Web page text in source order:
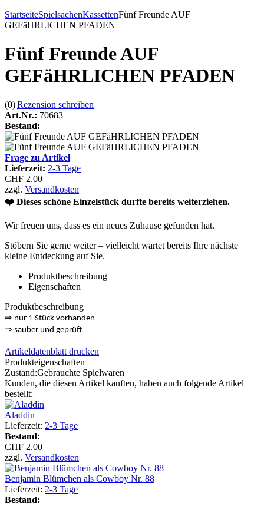
StartseiteSpielsachenKassettenFünf Freunde AUF
GEFäHRLICHEN PFADEN
Fünf Freunde AUF
GEFäHRLICHEN PFADEN
(0)|Rezension schreiben
Art.Nr.: 70683
Bestand:
Frage zu Artikel
Lieferzeit: 2-3 Tage
CHF 2.00
zzgl. Versandkosten
❤️ Dieses schöne Einzelstück durfte bereits weiterziehen.
Wir freuen uns, dass es ein neues Zuhause gefunden hat.
Stöbern Sie gerne weiter – vielleicht wartet bereits Ihre nächste
kleine Entdeckung auf Sie.
Produktbeschreibung
Eigenschaften
Produktbeschreibung
⇒ nur 1 Stück vorhanden
⇒ sauber und geprüft
Artikeldatenblatt drucken
Produkteigenschaften
Zustand:Gebrauchte Spielwaren
Kunden, die diesen Artikel kauften, haben auch folgende Artikel
bestellt:
Aladdin
Lieferzeit: 2-3 Tage
Bestand:
CHF 2.00
zzgl. Versandkosten
Benjamin Blümchen als Cowboy Nr. 88
Lieferzeit: 2-3 Tage
Bestand: